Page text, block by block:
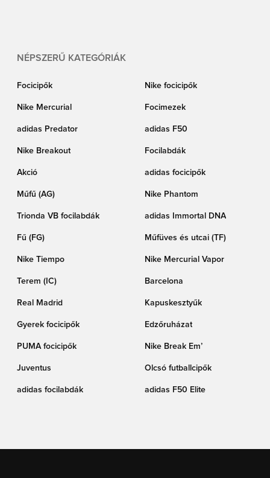
NÉPSZERŰ KATEGÓRIÁK
Focicipők Nike focicipők
Nike Mercurial Focimezek
adidas Predator adidas F50
Nike Breakout Focilabdák
Akció adidas focicipők
Műfű (AG) Nike Phantom
Trionda VB focilabdák adidas Immortal DNA
Fű (FG) Műfüves és utcai (TF)
Nike Tiempo Nike Mercurial Vapor
Terem (IC) Barcelona
Real Madrid Kapuskesztyűk
Gyerek focicipők Edzőruházat
PUMA focicipők Nike Break Em’
Juventus Olcsó futballcipők
adidas focilabdák adidas F50 Elite